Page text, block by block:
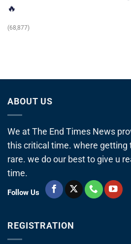
🔥
(68,877)
ABOUT US
We at The End Times News
this critical time. where getting
rare. we do our best to give u
time.
Follow Us
REGISTRATION